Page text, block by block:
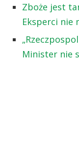
Zboże jest
Eksperci nie
Minister nie